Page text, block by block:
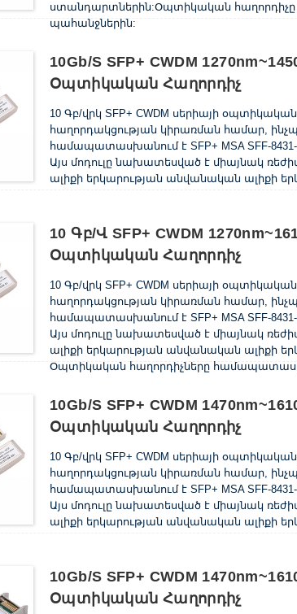
ստանդարտներին:Օպտիկական
պահանջներին:
10Gb/s SFP+ CWDM
Օպտիկական Հաղորդիչ
10 Գբ/վրկ SFP+ CWDM սերիայի
հաղորդակցության կիրառման համար,
համապատասխանում է SFP+ MSA SFF-
Այս մոդուլը նախատեսված է միայնակ
ալիքի երկարության անվանական ալիքի
10 Գբ/վ SFP+ CWDM
Օպտիկական Հաղորդիչ
10 Գբ/վրկ SFP+ CWDM սերիայի
հաղորդակցության կիրառման համար,
համապատասխանում է SFP+ MSA SFF-
Այս մոդուլը նախատեսված է միայնակ
ալիքի երկարության անվանական ալիքի
Օպտիկական հաղորդիչները
10Gb/s SFP+ CWDM
Օպտիկական Հաղորդիչ
10 Գբ/վրկ SFP+ CWDM սերիայի
հաղորդակցության կիրառման համար,
համապատասխանում է SFP+ MSA SFF-
Այս մոդուլը նախատեսված է միայնակ
ալիքի երկարության անվանական ալիքի
10Gb/s SFP+ CWDM
Օպտիկական Հաղորդիչ